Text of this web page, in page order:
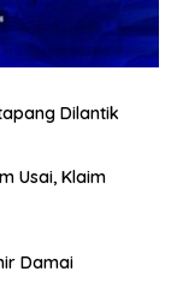
Dilantik
Usai, Klaim
Damai